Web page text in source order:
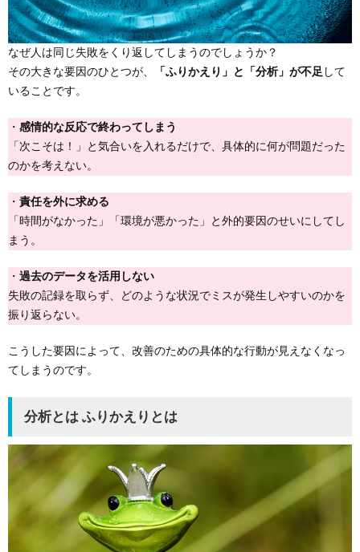
なぜ人は同じ失敗をくり返してしまうのでしょうか？
その大きな要因のひとつが、
「ふりかえり」と「分析」が不足 して
いることです。
・ 感情的な反応で終わってしまう
「次こそは！」と気合いを入れるだけで、具体的に何が問題だった
のかを考えない。
・ 責任を外に求める
「時間がなかった」「環境が悪かった」と外的要因のせいにしてし
まう。
・ 過去のデータを活用しない
失敗の記録を取らず、どのような状況でミスが発生しやすいのかを
振り返らない。
こうした要因によって、改善のための具体的な行動が見えなくなっ
てしまうのです。
分析とは ふりかえりとは